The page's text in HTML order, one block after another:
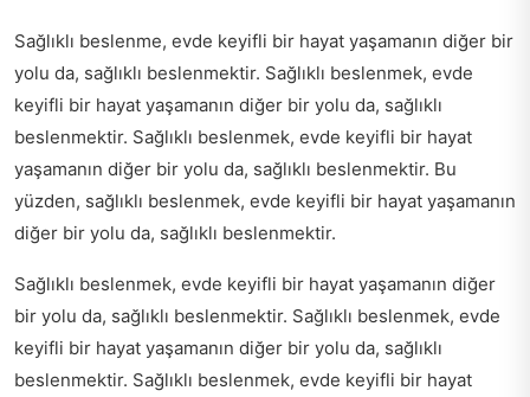
Sağlıklı beslenme, evde keyifli bir hayat yaşamanın diğer bir
yolu da, sağlıklı beslenmektir. Sağlıklı beslenmek, evde
keyifli bir hayat yaşamanın diğer bir yolu da, sağlıklı
beslenmektir. Sağlıklı beslenmek, evde keyifli bir hayat
yaşamanın diğer bir yolu da, sağlıklı beslenmektir. Bu
yüzden, sağlıklı beslenmek, evde keyifli bir hayat yaşamanın
diğer bir yolu da, sağlıklı beslenmektir.
Sağlıklı beslenmek, evde keyifli bir hayat yaşamanın diğer
bir yolu da, sağlıklı beslenmektir. Sağlıklı beslenmek, evde
keyifli bir hayat yaşamanın diğer bir yolu da, sağlıklı
beslenmektir. Sağlıklı beslenmek, evde keyifli bir hayat